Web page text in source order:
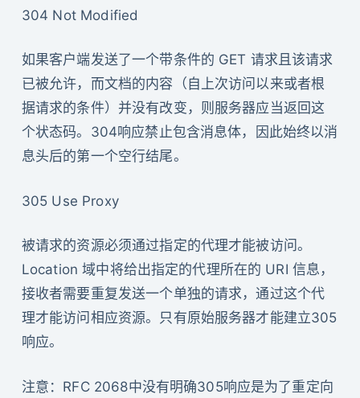
304 Not Modified
如果客户端发送了一个带条件的 GET 请求且该请求
已被允许，而文档的内容（自上次访问以来或者根
据请求的条件）并没有改变，则服务器应当返回这
个状态码。304响应禁止包含消息体，因此始终以消
息头后的第一个空行结尾。
305 Use Proxy
被请求的资源必须通过指定的代理才能被访问。
Location 域中将给出指定的代理所在的 URI 信息，
接收者需要重复发送一个单独的请求，通过这个代
理才能访问相应资源。只有原始服务器才能建立305
响应。
注意：RFC 2068中没有明确305响应是为了重定向